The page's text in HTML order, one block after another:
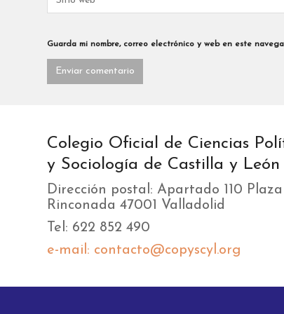
Guarda mi nombre, correo electrónico y web en este
Colegio Oficial de Ciencias
y Sociología de Castilla y León
Dirección postal: Apartado 110
Rinconada 47001 Valladolid
Tel: 622 852 490
e-mail: contacto@copyscyl.org